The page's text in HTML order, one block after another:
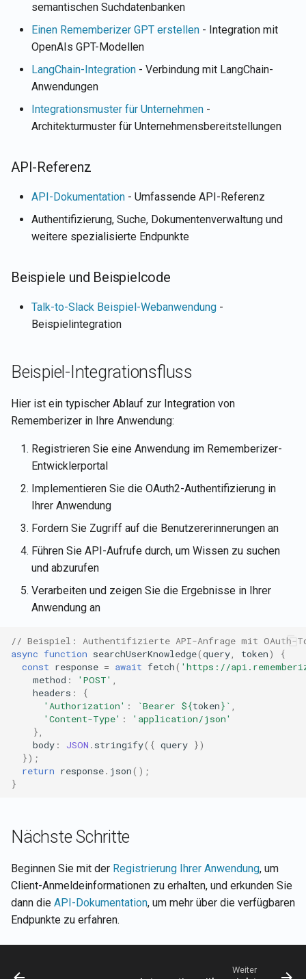
semantischen Suchdatenbanken
Einen Rememberizer GPT erstellen - Integration mit
OpenAIs GPT-Modellen
LangChain-Integration - Verbindung mit LangChain-
Anwendungen
Integrationsmuster für Unternehmen -
Architekturmuster für Unternehmensbereitstellungen
API-Referenz
API-Dokumentation - Umfassende API-Referenz
Authentifizierung, Suche, Dokumentenverwaltung und
weitere spezialisierte Endpunkte
Beispiele und Beispielcode
Talk-to-Slack Beispiel-Webanwendung -
Beispielintegration
Beispiel-Integrationsfluss
Hier ist ein typischer Ablauf zur Integration von
Rememberizer in Ihre Anwendung:
Registrieren Sie eine Anwendung im Rememberizer-
Entwicklerportal
Implementieren Sie die OAuth2-Authentifizierung in
Ihrer Anwendung
Fordern Sie Zugriff auf die Benutzererinnerungen an
Führen Sie API-Aufrufe durch, um Wissen zu suchen
und abzurufen
Verarbeiten und zeigen Sie die Ergebnisse in Ihrer
Anwendung an
// Beispiel: Authentifizierte API-Anfrage mit OAuth-
async function searchUserKnowledge(query token)
{
const response = await fetch( 'https://
method : 'POST'
headers :
{
'Authorization' : `Bearer ${token} `
'Content-Type' :
'application/json'
},
body : JSON . stringify({ query })
});
return response. json();
}
Nächste Schritte
Beginnen Sie mit der Registrierung Ihrer Anwendung, um
Client-Anmeldeinformationen zu erhalten, und erkunden Sie
dann die API-Dokumentation, um mehr über die verfügbaren
Endpunkte zu erfahren.
Weiter